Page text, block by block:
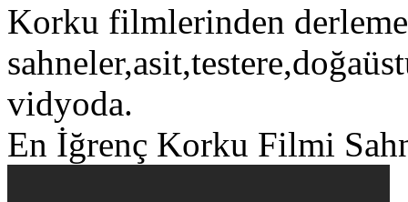
Korku filmlerinden
vidyoda.
En İğrenç Korku Filmi